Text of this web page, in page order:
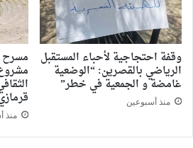
وقفة احتجاجية لأحباء المستقبل
الرياضي بالقصرين: “الوضعية
غامضة و الجمعية في خطر”
منذ أسبوعين
مسرح
منذ